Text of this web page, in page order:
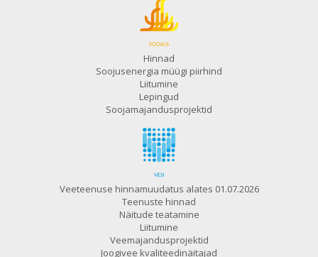
Hinnad
Soojusenergia müügi piirhind
Liitumine
Lepingud
Soojamajandusprojektid
Veeteenuse hinnamuudatus alates 01.07.2026
Teenuste hinnad
Näitude teatamine
Liitumine
Veemajandusprojektid
Joogivee kvaliteedinäitajad